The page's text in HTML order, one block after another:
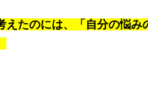
えたのには、「自分の悩み